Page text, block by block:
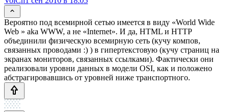
Вероятно под всемирной сетью имеется в виду «World Wide
Web » aka WWW, а не «Internet». И да, HTML и HTTP
объединили физическую всемирную сеть (кучу компов,
связанных проводами :) ) в гипертекстовую (кучу страниц на
экранах мониторов, связанных ссылками). Фактически они
реализовали уровни данных в модели OSI, как и положено
абстрагировавшись от уровней ниже транспортного.